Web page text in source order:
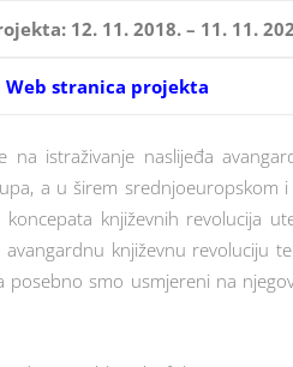
12. 11. 2018. – 11. 11.
Web stranica projekta
na istraživanje naslijeđa
a u širem srednjoeuropskom
književnih revolucija
književnu revoluciju
smo usmjereni na